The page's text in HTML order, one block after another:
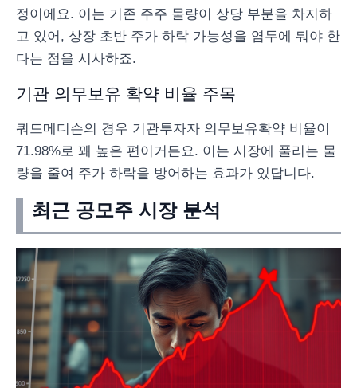
정이에요. 이는 기존 주주 물량이 상당 부분을 차지하
고 있어, 상장 초반 주가 하락 가능성을 염두에 둬야 한
다는 점을 시사하죠.
기관 의무보유 확약 비율 주목
쿼드메디슨의 경우 기관투자자 의무보유확약 비율이
71.98%로 꽤 높은 편이거든요. 이는 시장에 풀리는 물
량을 줄여 주가 하락을 방어하는 효과가 있답니다.
최근 공모주 시장 분석